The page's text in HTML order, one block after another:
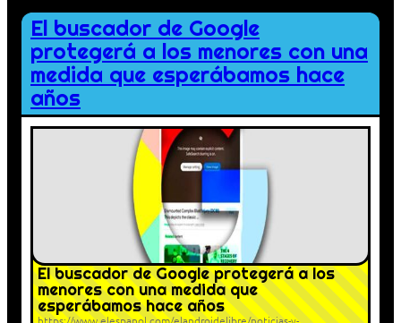
El buscador de Google
protegerá a los menores con una
medida que esperábamos hace
años
El buscador de Google protegerá a los
menores con una medida que
esperábamos hace años
https://www.elespanol.com/elandroidelibre/noticias-y-